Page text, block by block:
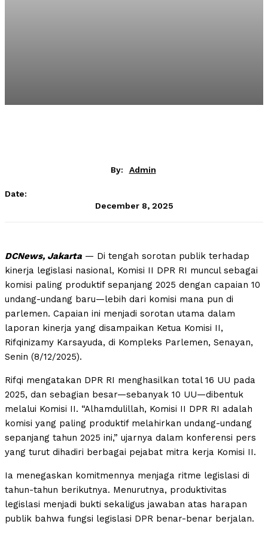
By: Admin
Date:
December 8, 2025
DCNews, Jakarta — Di tengah sorotan publik terhadap
kinerja legislasi nasional, Komisi II DPR RI muncul sebagai
komisi paling produktif sepanjang 2025 dengan capaian 10
undang-undang baru—lebih dari komisi mana pun di
parlemen. Capaian ini menjadi sorotan utama dalam
laporan kinerja yang disampaikan Ketua Komisi II,
Rifqinizamy Karsayuda, di Kompleks Parlemen, Senayan,
Senin (8/12/2025).
Rifqi mengatakan DPR RI menghasilkan total 16 UU pada
2025, dan sebagian besar—sebanyak 10 UU—dibentuk
melalui Komisi II. “Alhamdulillah, Komisi II DPR RI adalah
komisi yang paling produktif melahirkan undang-undang
sepanjang tahun 2025 ini,” ujarnya dalam konferensi pers
yang turut dihadiri berbagai pejabat mitra kerja Komisi II.
Ia menegaskan komitmennya menjaga ritme legislasi di
tahun-tahun berikutnya. Menurutnya, produktivitas
legislasi menjadi bukti sekaligus jawaban atas harapan
publik bahwa fungsi legislasi DPR benar-benar berjalan.